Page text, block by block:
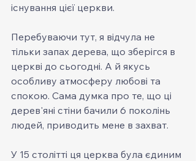
існування цієї церкви.
Перебуваючи тут, я відчула не
тільки запах дерева, що зберігся в
церкві до сьогодні. А й якусь
особливу атмосферу любові та
спокою. Сама думка про те, що ці
дерев'яні стіни бачили 6 поколінь
людей, приводить мене в захват.
У 15 столітті ця церква була єдиним